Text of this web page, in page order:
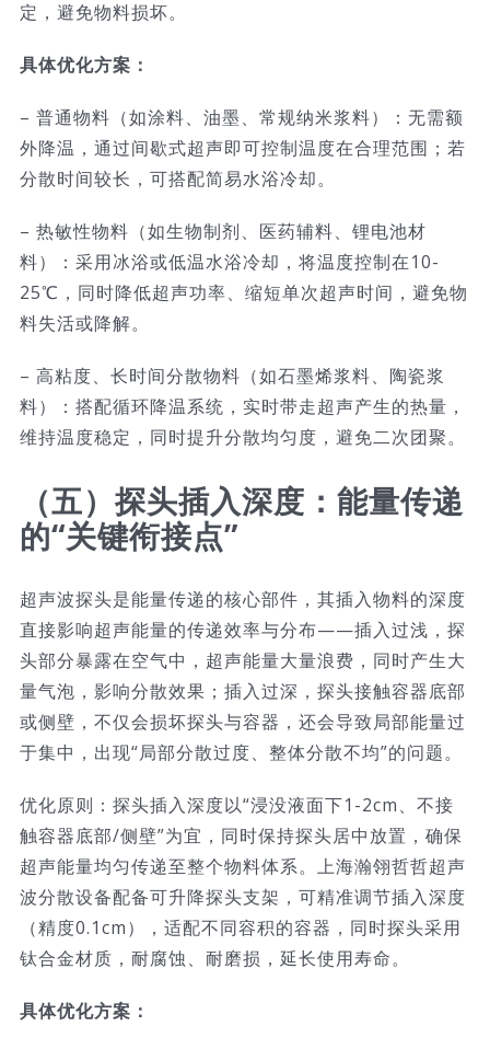
定，避免物料损坏。
具体优化方案：
– 普通物料（如涂料、油墨、常规纳米浆料）：无需额
外降温，通过间歇式超声即可控制温度在合理范围；若
分散时间较长，可搭配简易水浴冷却。
– 热敏性物料（如生物制剂、医药辅料、锂电池材
料）：采用冰浴或低温水浴冷却，将温度控制在10-
25℃，同时降低超声功率、缩短单次超声时间，避免物
料失活或降解。
– 高粘度、长时间分散物料（如石墨烯浆料、陶瓷浆
料）：搭配循环降温系统，实时带走超声产生的热量，
维持温度稳定，同时提升分散均匀度，避免二次团聚。
（五）探头插入深度：能量传递
的“关键衔接点”
超声波探头是能量传递的核心部件，其插入物料的深度
直接影响超声能量的传递效率与分布——插入过浅，探
头部分暴露在空气中，超声能量大量浪费，同时产生大
量气泡，影响分散效果；插入过深，探头接触容器底部
或侧壁，不仅会损坏探头与容器，还会导致局部能量过
于集中，出现“局部分散过度、整体分散不均”的问题。
优化原则：探头插入深度以“浸没液面下1-2cm、不接
触容器底部/侧壁”为宜，同时保持探头居中放置，确保
超声能量均匀传递至整个物料体系。上海瀚翎哲哲超声
波分散设备配备可升降探头支架，可精准调节插入深度
（精度0.1cm），适配不同容积的容器，同时探头采用
钛合金材质，耐腐蚀、耐磨损，延长使用寿命。
具体优化方案：